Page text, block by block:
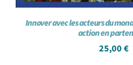
Innover avec les acteurs du
action en
25,00 €